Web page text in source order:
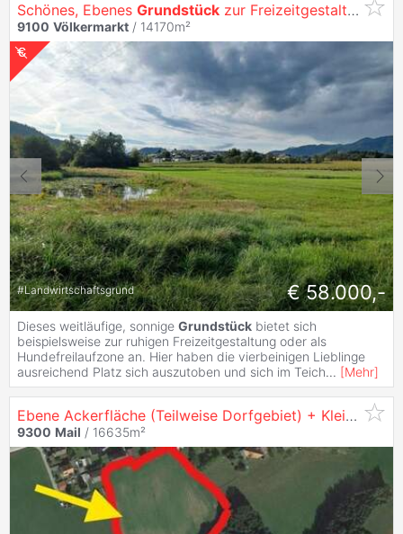
Schönes, Ebenes Grundstück zur Freizeitgestaltung mit Großem Teich, Provisionsfrei - Ca. 14.170 m²
9100 Völkermarkt / 14170m²
#Landwirtschaftsgrund € 58.000,-
Dieses weitläufige, sonnige Grundstück bietet sich
beispielsweise zur ruhigen Freizeitgestaltung oder als
Hundefreilaufzone an. Hier haben die vierbeinigen Lieblinge
ausreichend Platz sich auszutoben und sich im Teich... [Mehr]
Ebene Ackerfläche (Teilweise Dorfgebiet) + Kleine Waldparzelle
9300 Mail / 16635m²